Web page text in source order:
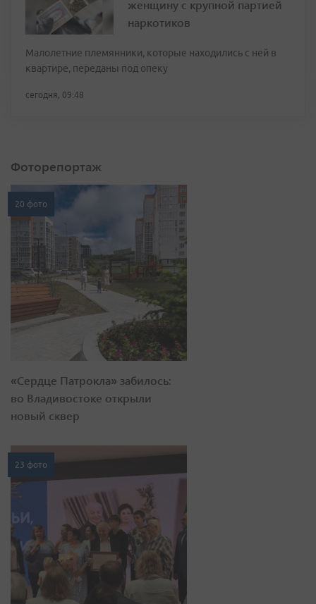
женщину с крупной партией
наркотиков
Малолетние племянники, которые находились с ней в
квартире, переданы под опеку
сегодня, 09:48
Фоторепортаж
20 фото
«Сердце Патрокла» забилось:
во Владивостоке открыли
новый сквер
23 фото